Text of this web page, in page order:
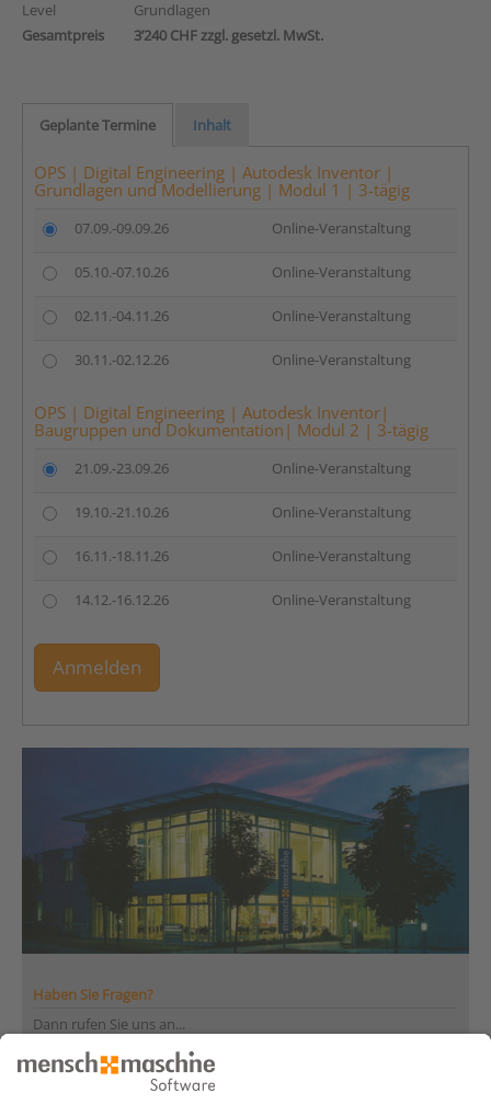
Level
Grundlagen
Gesamtpreis
3’240 CHF zzgl. gesetzl. MwSt.
Geplante Termine Inhalt
OPS | Digital Engineering | Autodesk Inventor |
Grundlagen und Modellierung | Modul 1 | 3-tägig
07.09.-09.09.26 Online-Veranstaltung
05.10.-07.10.26 Online-Veranstaltung
02.11.-04.11.26 Online-Veranstaltung
30.11.-02.12.26 Online-Veranstaltung
OPS | Digital Engineering | Autodesk Inventor|
Baugruppen und Dokumentation| Modul 2 | 3-tägig
21.09.-23.09.26 Online-Veranstaltung
19.10.-21.10.26 Online-Veranstaltung
16.11.-18.11.26 Online-Veranstaltung
14.12.-16.12.26 Online-Veranstaltung
Anmelden
Haben Sie Fragen?
Dann rufen Sie uns an...
Infoline +41 44 864 19 00